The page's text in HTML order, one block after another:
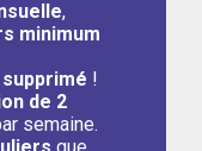
,
minimum
!
de 2
semaine.